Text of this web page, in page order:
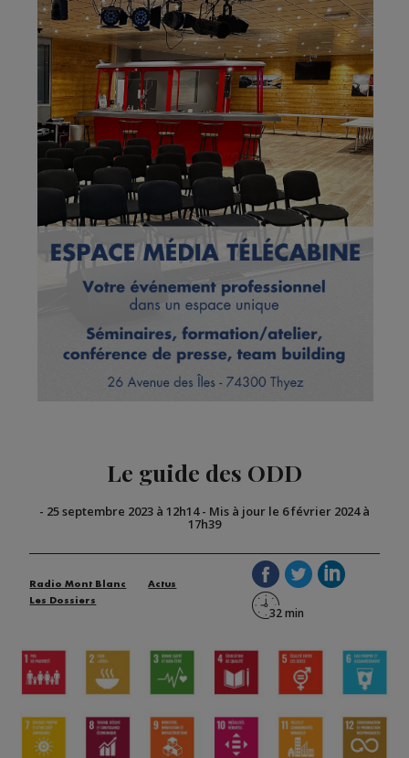
Le guide des ODD
- 25 septembre 2023 à 12h14- Mis à jour le 6 février 2024 à
17h39
Radio Mont Blanc
Actus
Les Dossiers